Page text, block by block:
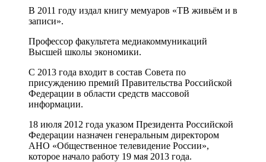
В 2011 году издал книгу мемуаров «ТВ живьём и в
записи».
Профессор факультета медиакоммуникаций
Высшей школы экономики.
С 2013 года входит в состав Совета по
присуждению премий Правительства Российской
Федерации в области средств массовой
информации.
18 июля 2012 года указом Президента Российской
Федерации назначен генеральным директором
АНО «Общественное телевидение России»,
которое начало работу 19 мая 2013 года.